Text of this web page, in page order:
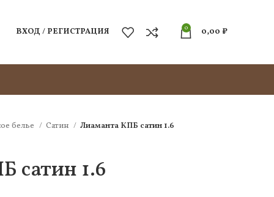
ВХОД / РЕГИСТРАЦИЯ 0 0,00 ₽
белье Сатин Лиаманта КПБ сатин 1.6
сатин 1.6